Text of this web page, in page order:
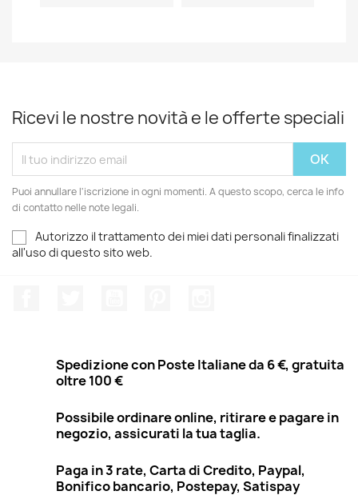
Ricevi le nostre novità e le offerte speciali
Puoi annullare l'iscrizione in ogni momenti. A questo scopo, cerca le info
di contatto nelle note legali.
Autorizzo il trattamento dei miei dati personali finalizzati
all'uso di questo sito web.
Spedizione con Poste Italiane da 6 €, gratuita
oltre 100 €
Possibile ordinare online, ritirare e pagare in
negozio, assicurati la tua taglia.
Paga in 3 rate, Carta di Credito, Paypal,
Bonifico bancario, Postepay, Satispay